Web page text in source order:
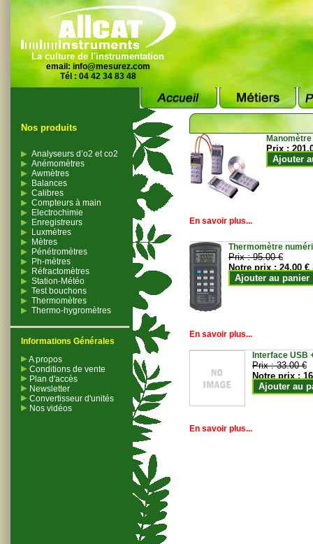
La culture de l'instrumentation
email: info@mesurez.com
Tél : 04 42 34 83 48
Nos produits
Analyseurs d’o2 et co2
Anémomètres
Awmètres
Balances
Calibres
Compteurs à main
Electrochimie
Enregistreurs
Luxmètres
Mètres
Pénétromètres
Ph-mètres
Réfractomètres
Station-Météo
Test bouchons
Thermomètres
Thermo-hygromètres
Informations Générales
A propos
Conditions de vente
Plan d'accès
Newsletter
Convertisseur d'unités
Nos vidéos
Prix :
Ajouter
En savoir plus...
Thermomètre
Prix :95.00 €
Notre prix :24.00 €
Ajouter au panier
En savoir plus...
Interface USB
Prix :33.00 €
Notre prix :
Ajouter au
En savoir plus...